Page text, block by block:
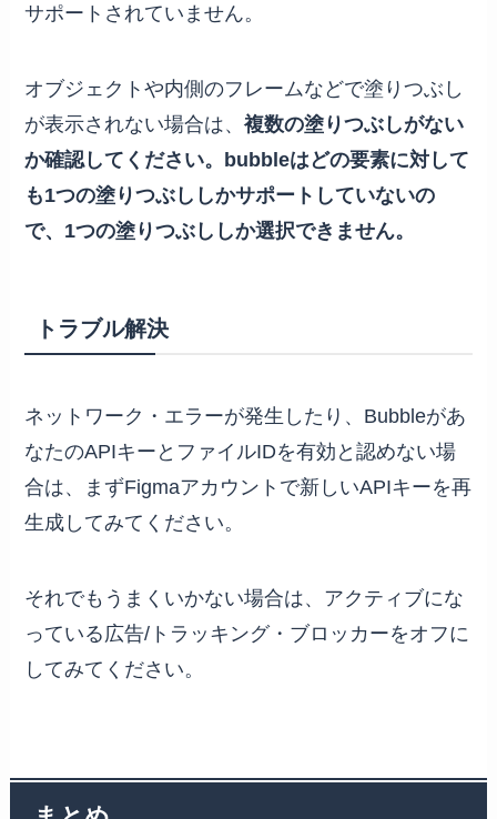
サポートされていません。
オブジェクトや内側のフレームなどで塗りつぶし
が表示されない場合は、複数の塗りつぶしがない
か確認してください。bubbleはどの要素に対して
も1つの塗りつぶししかサポートしていないの
で、1つの塗りつぶししか選択できません。
トラブル解決
ネットワーク・エラーが発生したり、Bubbleがあ
なたのAPIキーとファイルIDを有効と認めない場
合は、まずFigmaアカウントで新しいAPIキーを再
生成してみてください。
それでもうまくいかない場合は、アクティブにな
っている広告/トラッキング・ブロッカーをオフに
してみてください。